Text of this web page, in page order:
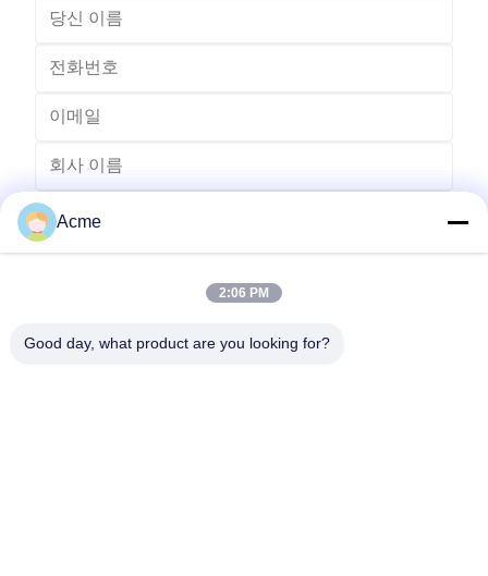
전송
Acme
2:06 PM
Good day, what product are you looking for?